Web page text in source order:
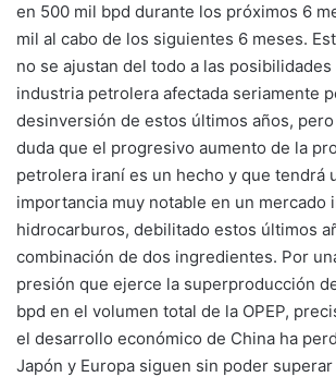
en 500 mil bpd durante los próximos 6
mil al cabo de los siguientes 6 meses.
no se ajustan del todo a las
industria petrolera afectada seriamente
desinversión de estos últimos años,
duda que el progresivo aumento de la
petrolera iraní es un hecho y que tendrá
importancia muy notable en un mercado
hidrocarburos, debilitado estos últimos
combinación de dos ingredientes. Por
presión que ejerce la superproducción
bpd en el volumen total de la OPEP,
el desarrollo económico de China ha
Japón y Europa siguen sin poder